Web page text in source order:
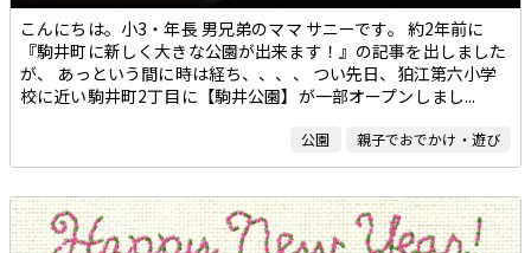
こんにちは。小3・年長 男兄弟のママ サニーです。 約2年前に
『駒井町に新しく大きな公園が出来ます！』の記事を出しました
が、 あっという間に時は経ち、、、、 つい先日、狛江第六小学
校に近い駒井町2丁目に【駒井公園】が一部オープンしまし...
公園 親子でおでかけ・遊び